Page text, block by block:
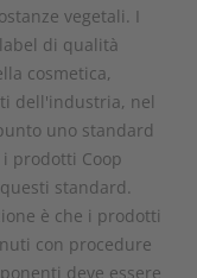
vegetali. I
di qualità
cosmetica,
dell'industria, nel
uno standard
prodotti Coop
standard.
è che i prodotti
con procedure
deve essere